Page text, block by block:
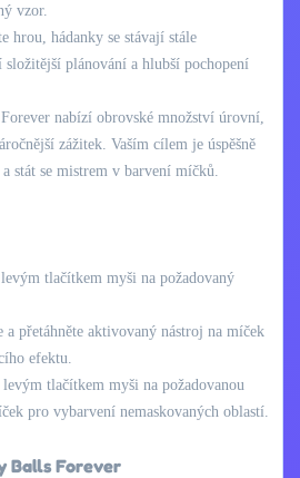
vzor.
hrou, hádanky se stávají stále
plánování a hlubší pochopení
nabízí obrovské množství úrovní,
zážitek. Vaším cílem je úspěšně
stát se mistrem v barvení míčků.
tlačítkem myši na požadovaný
a přetáhněte aktivovaný nástroj na míček
efektu.
tlačítkem myši na požadovanou
pro vybarvení nemaskovaných oblastí.
Balls Forever